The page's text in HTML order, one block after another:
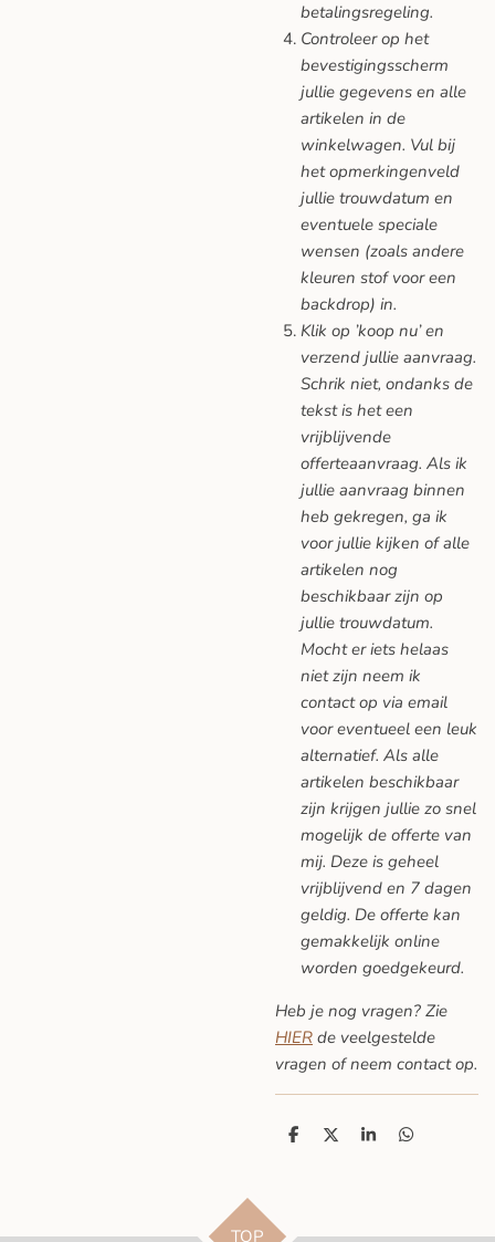
betalingsregeling.
Controleer op het
bevestigingsscherm
jullie gegevens en alle
artikelen in de
winkelwagen. Vul bij
het opmerkingenveld
jullie trouwdatum en
eventuele speciale
wensen (zoals andere
kleuren stof voor een
backdrop) in.
Klik op ’koop nu’ en
verzend jullie aanvraag.
Schrik niet, ondanks de
tekst is het een
vrijblijvende
offerteaanvraag. Als ik
jullie aanvraag binnen
heb gekregen, ga ik
voor jullie kijken of alle
artikelen nog
beschikbaar zijn op
jullie trouwdatum.
Mocht er iets helaas
niet zijn neem ik
contact op via email
voor eventueel een leuk
alternatief. Als alle
artikelen beschikbaar
zijn krijgen jullie zo snel
mogelijk de offerte van
mij. Deze is geheel
vrijblijvend en 7 dagen
geldig. De offerte kan
gemakkelijk online
worden goedgekeurd.
Heb je nog vragen? Zie
HIER de veelgestelde
vragen of neem contact op.
D
D
S
D
TOP